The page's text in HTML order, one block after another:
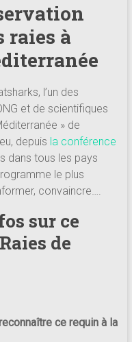
raies à
l’un des
et de scientifiques
» de
depuis la conférence
dans tous les pays
le plus
convaincre….
sur ce
de
ce requin à la